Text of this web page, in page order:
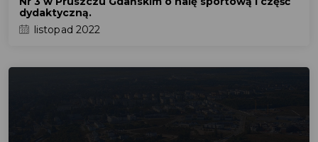
dydaktyczną.
listopad 2022